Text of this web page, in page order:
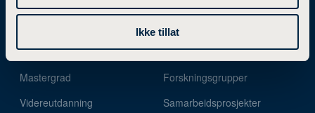
Ikke tillat
Bachelorgrad
Mastergrad
Videreutdanning
Forskning og utviklingsarbeid
Forskningsgrupper
Samarbeidsprosjekter